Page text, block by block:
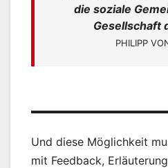
die soziale
Gesellschaft
PHILIPP
Und diese Möglichkeit
mit Feedback,